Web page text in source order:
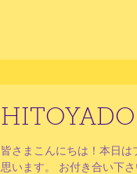
HITOYADO
皆さまこんにちは！本日は
思います。 お付き合い下